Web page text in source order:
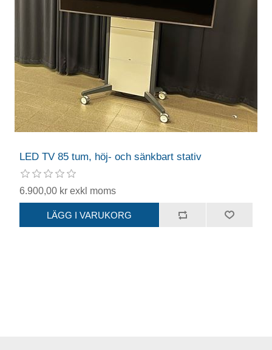
LED TV 85 tum, höj- och sänkbart stativ
6.900,00 kr exkl moms